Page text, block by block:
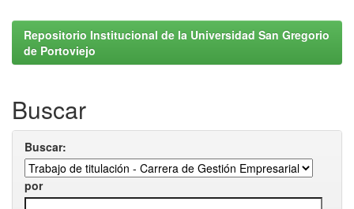
Repositorio Institucional de la Universidad San Gregorio
de Portoviejo
Buscar
Buscar:
por